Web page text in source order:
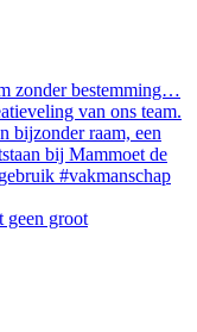
geen groot